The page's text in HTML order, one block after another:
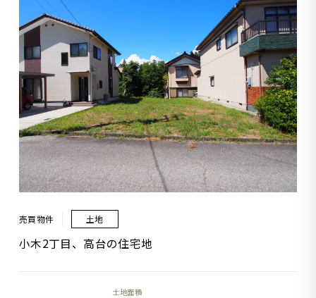
売買物件 土地
小木2丁目、高台の住宅地
土地面積